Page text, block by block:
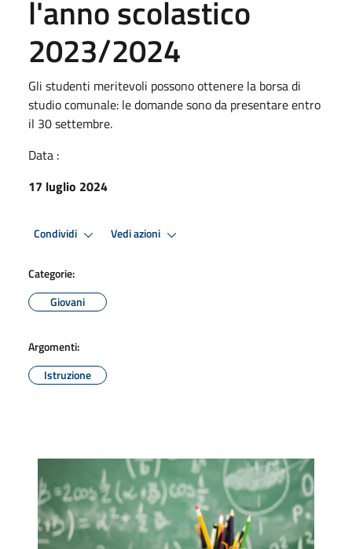
l'anno scolastico
2023/2024
Gli studenti meritevoli possono ottenere la borsa di
studio comunale: le domande sono da presentare entro
il 30 settembre.
Data :
17 luglio 2024
Condividi Vedi azioni
Categorie:
Giovani
Argomenti:
Istruzione